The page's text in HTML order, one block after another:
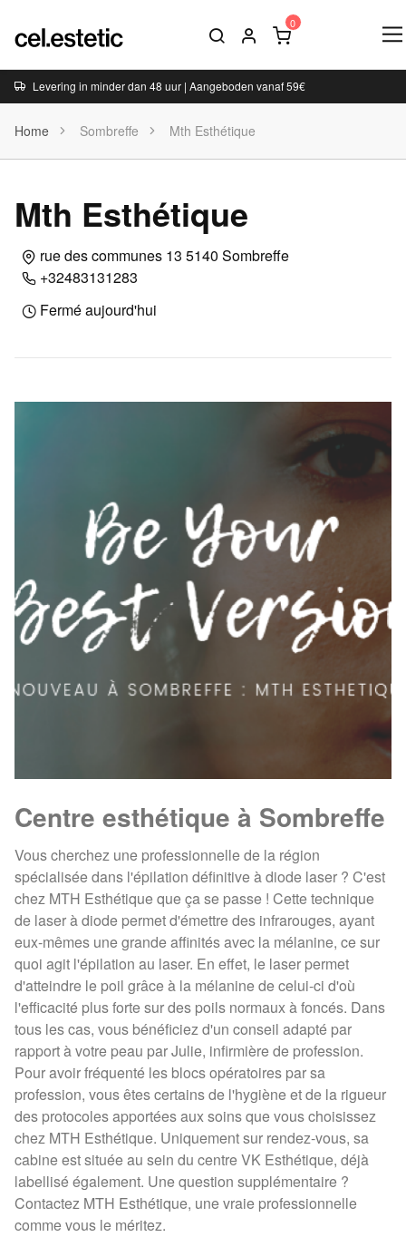
Levering in minder dan 48 uur | Aangeboden vanaf 59€
Home Sombreffe Mth Esthétique
Mth Esthétique
rue des communes 13 5140 Sombreffe
+32483131283
Fermé aujourd'hui
Centre esthétique à Sombreffe
Vous cherchez une professionnelle de la région
spécialisée dans l'épilation définitive à diode laser ? C'est
chez MTH Esthétique que ça se passe ! Cette technique
de laser à diode permet d'émettre des infrarouges, ayant
eux-mêmes une grande affinités avec la mélanine, ce sur
quoi agit l'épilation au laser. En effet, le laser permet
d'atteindre le poil grâce à la mélanine de celui-ci d'où
l'efficacité plus forte sur des poils normaux à foncés. Dans
tous les cas, vous bénéficiez d'un conseil adapté par
rapport à votre peau par Julie, infirmière de profession.
Pour avoir fréquenté les blocs opératoires par sa
profession, vous êtes certains de l'hygiène et de la rigueur
des protocoles apportées aux soins que vous choisissez
chez MTH Esthétique. Uniquement sur rendez-vous, sa
cabine est située au sein du centre VK Esthétique, déjà
labellisé également. Une question supplémentaire ?
Contactez MTH Esthétique, une vraie professionnelle
comme vous le méritez.